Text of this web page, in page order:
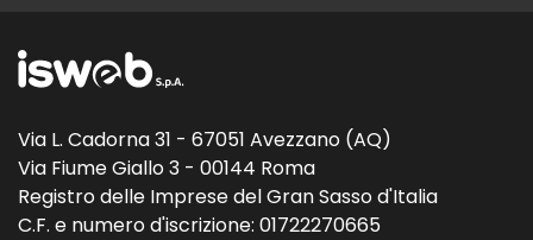
Via L. Cadorna 31 - 67051 Avezzano (AQ)
Via Fiume Giallo 3 - 00144 Roma
Registro delle Imprese del Gran Sasso d'Italia
C.F. e numero d'iscrizione: 01722270665